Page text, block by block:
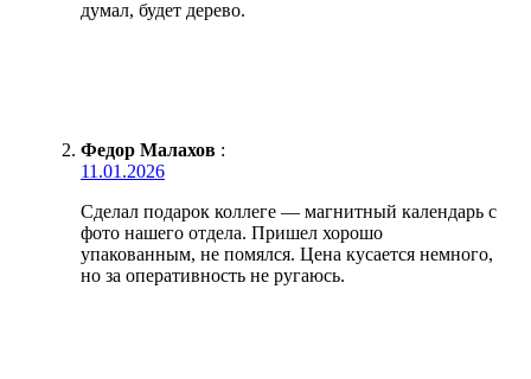
думал, будет дерево.
Федор Малахов :
11.01.2026
Сделал подарок коллеге — магнитный календарь с
фото нашего отдела. Пришел хорошо
упакованным, не помялся. Цена кусается немного,
но за оперативность не ругаюсь.